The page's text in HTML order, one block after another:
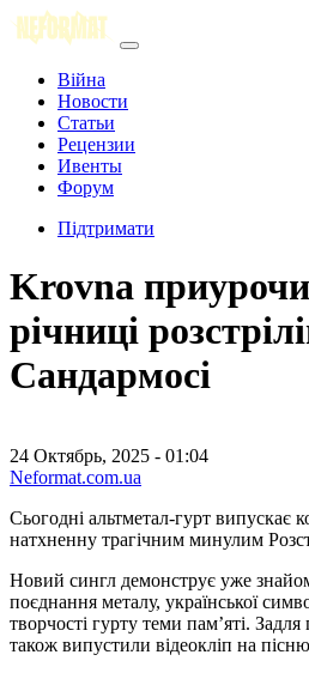
Війна
Новости
Статьи
Рецензии
Ивенты
Форум
Підтримати
Krovna
річниці
Сандармосі
24 Октябрь, 2025 - 01:04
Neformat.com.ua
Сьогодні альтметал-гурт випускає
натхненну трагічним минулим
Новий сингл демонструє уже
поєднання металу, української
творчості гурту теми пам’яті.
також випустили відеокліп на